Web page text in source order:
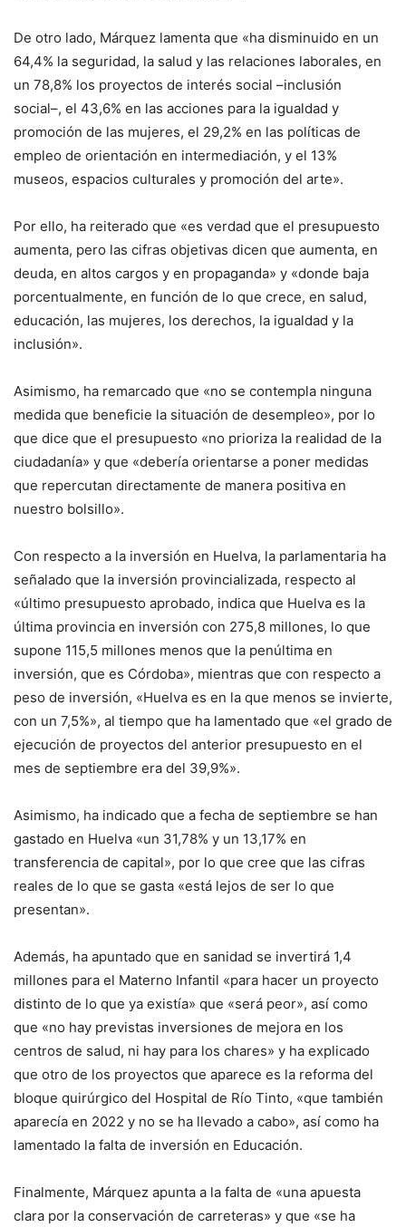
De otro lado, Márquez lamenta que «ha disminuido en un
64,4% la seguridad, la salud y las relaciones laborales, en
un 78,8% los proyectos de interés social –inclusión
social–, el 43,6% en las acciones para la igualdad y
promoción de las mujeres, el 29,2% en las políticas de
empleo de orientación en intermediación, y el 13%
museos, espacios culturales y promoción del arte».
Por ello, ha reiterado que «es verdad que el presupuesto
aumenta, pero las cifras objetivas dicen que aumenta, en
deuda, en altos cargos y en propaganda» y «donde baja
porcentualmente, en función de lo que crece, en salud,
educación, las mujeres, los derechos, la igualdad y la
inclusión».
Asimismo, ha remarcado que «no se contempla ninguna
medida que beneficie la situación de desempleo», por lo
que dice que el presupuesto «no prioriza la realidad de la
ciudadanía» y que «debería orientarse a poner medidas
que repercutan directamente de manera positiva en
nuestro bolsillo».
Con respecto a la inversión en Huelva, la parlamentaria ha
señalado que la inversión provincializada, respecto al
«último presupuesto aprobado, indica que Huelva es la
última provincia en inversión con 275,8 millones, lo que
supone 115,5 millones menos que la penúltima en
inversión, que es Córdoba», mientras que con respecto a
peso de inversión, «Huelva es en la que menos se invierte,
con un 7,5%», al tiempo que ha lamentado que «el grado de
ejecución de proyectos del anterior presupuesto en el
mes de septiembre era del 39,9%».
Asimismo, ha indicado que a fecha de septiembre se han
gastado en Huelva «un 31,78% y un 13,17% en
transferencia de capital», por lo que cree que las cifras
reales de lo que se gasta «está lejos de ser lo que
presentan».
Además, ha apuntado que en sanidad se invertirá 1,4
millones para el Materno Infantil «para hacer un proyecto
distinto de lo que ya existía» que «será peor», así como
que «no hay previstas inversiones de mejora en los
centros de salud, ni hay para los chares» y ha explicado
que otro de los proyectos que aparece es la reforma del
bloque quirúrgico del Hospital de Río Tinto, «que también
aparecía en 2022 y no se ha llevado a cabo», así como ha
lamentado la falta de inversión en Educación.
Finalmente, Márquez apunta a la falta de «una apuesta
clara por la conservación de carreteras» y que «se ha